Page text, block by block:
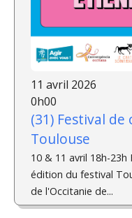
11 avril 2026
0h00
(31) Festival
Toulouse
10 & 11 avril 18h-
édition du festival
de l'Occitanie de...